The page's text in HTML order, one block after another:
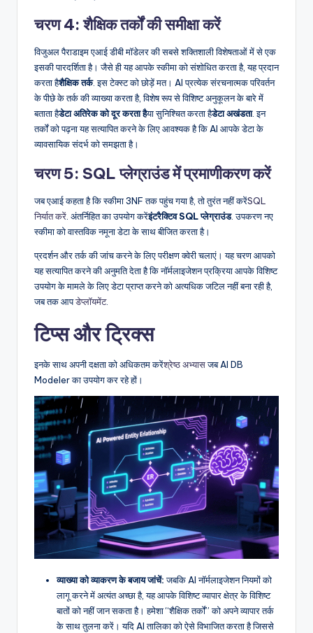
चरण 4: शैक्षिक तर्कों की समीक्षा करें
विजुअल पैराडाइम एआई डीबी मॉडेलर की सबसे शक्तिशाली विशेषताओं में से एक
इसकी पारदर्शिता है। जैसे ही यह आपके स्कीमा को संशोधित करता है, यह प्रदान
करता हैशैक्षिक तर्क. इस टेक्स्ट को छोड़ें मत। AI प्रत्येक संरचनात्मक परिवर्तन
के पीछे के तर्क की व्याख्या करता है, विशेष रूप से विशिष्ट अनुकूलन के बारे में
बताता हैडेटा अतिरेक को दूर करता हैया सुनिश्चित करता हैडेटा अखंडता. इन
तर्कों को पढ़ना यह सत्यापित करने के लिए आवश्यक है कि AI आपके डेटा के
व्यावसायिक संदर्भ को समझता है।
चरण 5: SQL प्लेग्राउंड में प्रमाणीकरण करें
जब एआई कहता है कि स्कीमा 3NF तक पहुंच गया है, तो तुरंत नहीं करेंSQL
निर्यात करें . अंतर्निहित का उपयोग करेंइंटरैक्टिव SQL प्लेग्राउंड. उपकरण नए
स्कीमा को वास्तविक नमूना डेटा के साथ बीजित करता है।
प्रदर्शन और तर्क की जांच करने के लिए परीक्षण क्वेरी चलाएं। यह चरण आपको
यह सत्यापित करने की अनुमति देता है कि नॉर्मलाइजेशन प्रक्रिया आपके विशिष्ट
उपयोग के मामले के लिए डेटा प्राप्त करने को अत्यधिक जटिल नहीं बना रही है,
जब तक आपडेप्लॉयमेंट.
टिप्स और ट्रिक्स
इनके साथ अपनी दक्षता को अधिकतम करेंश्रेष्ठ अभ्यासजब AI DB
Modeler का उपयोग कर रहे हों।
व्याख्या को व्याकरण के बजाय जांचें:जबकि AI नॉर्मलाइजेशन नियमों को
लागू करने में अत्यंत अच्छा है, यह आपके विशिष्ट व्यापार क्षेत्र के विशिष्ट
बातों को नहीं जान सकता है। हमेशा “शैक्षिक तर्कों” को अपने व्यापार तर्क
के साथ तुलना करें। यदि AI तालिका को ऐसे विभाजित करता है जिससे